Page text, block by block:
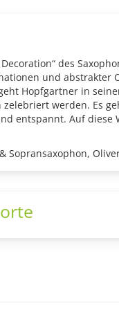
Decoration“ des
und abstrakter
Hopfgartner in
zelebriert werden. Es
entspannt. Auf diese
Sopransaxophon,